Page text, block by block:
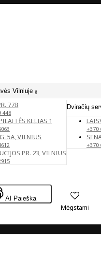
Vilniuje
77B
448
KELIAS 1
5A, VILNIUS
PR. 23, VILNIUS
Dviračių
+370
+370
AI Paieška
Mėgstami